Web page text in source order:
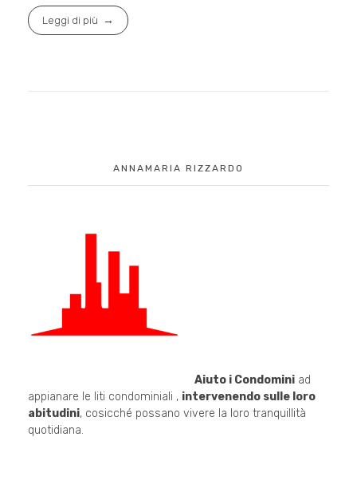
Leggi di più
ANNAMARIA RIZZARDO
Aiuto i Condominiad
appianare le liti condominiali , intervenendo sulle loro
abitudini, cosicché possano vivere la loro tranquillità
quotidiana.